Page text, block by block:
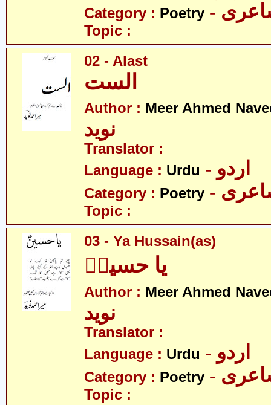
Category : Poetry
Topic :
02 - Alast
الست
Author : Meer Ahmed
نوید
Translator :
Language : Urdu - اردو
Category : Poetry
Topic :
03 - Ya Hussain(as)
یا حسینؑ
Author : Meer Ahmed
نوید
Translator :
Language : Urdu - اردو
Category : Poetry
Topic :